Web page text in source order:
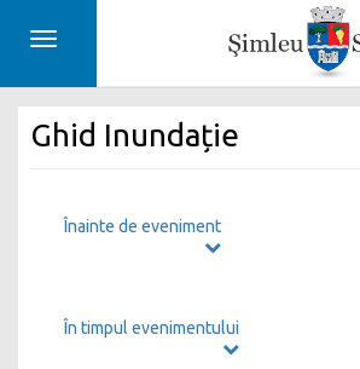
Toggle
Ghid Inundație
Înainte de eveniment
În timpul evenimentului